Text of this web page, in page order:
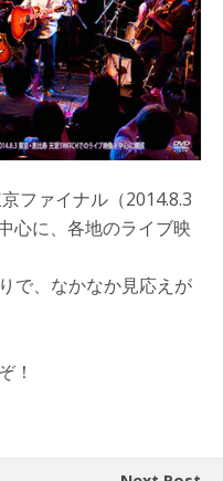
ファイナル（2014.8.3
心に、各地のライブ映
で、なかなか見応えが
！